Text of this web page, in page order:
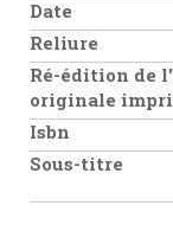
Date
Reliure
Ré-édition de
originale
Isbn
Sous-titre